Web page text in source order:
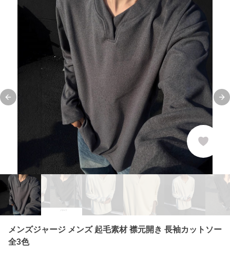
Previous slide
メンズジャージ メンズ 起毛素材 襟元開き 長袖カットソー
全3色